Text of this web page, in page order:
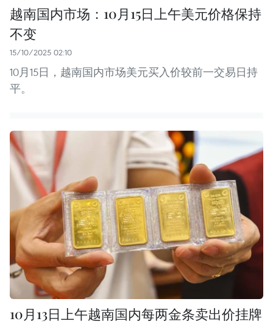
越南国内市场：10月15日上午美元价格保持
不变
15/10/2025 02:10
10月15日，越南国内市场美元买入价较前一交易日持
平。
10月13日上午越南国内每两金条卖出价挂牌